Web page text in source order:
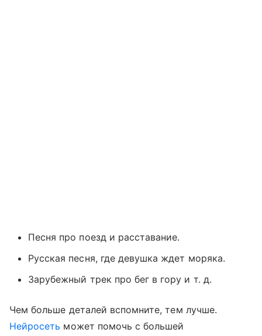
Песня про поезд и расставание.
Русская песня, где девушка ждет моряка.
Зарубежный трек про бег в гору и т. д.
Чем больше деталей вспомните, тем лучше.
Нейросеть может помочь с большей